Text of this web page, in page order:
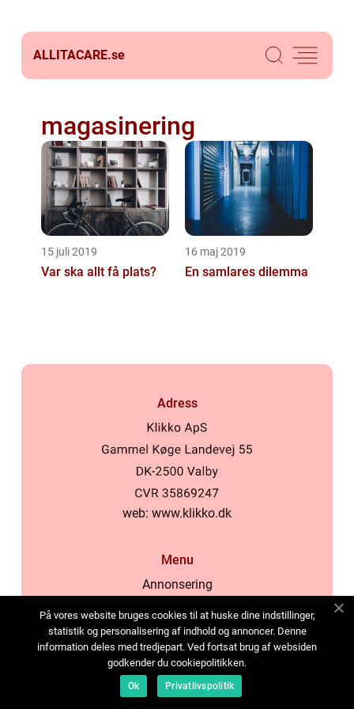
ALLITACARE.se
magasinering
15 juli 2019
Var ska allt få plats?
16 maj 2019
En samlares dilemma
Adress
web: www.klikko.dk
Menu
Annonsering
Cookies
Kontakta oss
Sitemap
På vores website bruges cookies til at huske dine indstillinger,
statistik og personalisering af indhold og annoncer. Denne
information deles med tredjepart. Ved fortsat brug af websiden
godkender du cookiepolitikken.
Ok Privatlivspolitik